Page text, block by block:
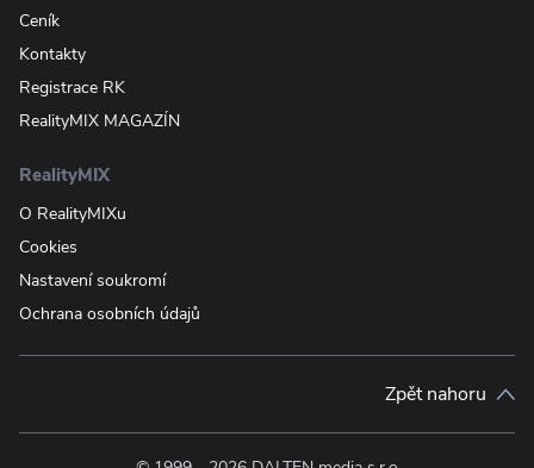
Ceník
Kontakty
Registrace RK
RealityMIX MAGAZÍN
RealityMIX
O RealityMIXu
Cookies
Nastavení soukromí
Ochrana osobních údajů
Zpět nahoru